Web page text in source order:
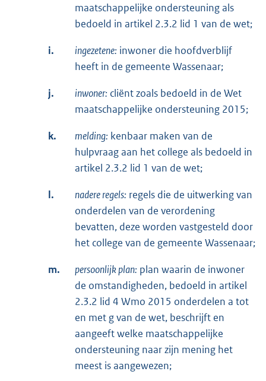
maatschappelijke ondersteuning als
bedoeld in artikel 2.3.2 lid 1 van de wet;
i. ingezetene: inwoner die hoofdverblijf
heeft in de gemeente Wassenaar;
j. inwoner: cliënt zoals bedoeld in de Wet
maatschappelijke ondersteuning 2015;
k. melding: kenbaar maken van de
hulpvraag aan het college als bedoeld in
artikel 2.3.2 lid 1 van de wet;
l. nadere regels: regels die de uitwerking van
onderdelen van de verordening
bevatten, deze worden vastgesteld door
het college van de gemeente Wassenaar;
m. persoonlijk plan: plan waarin de inwoner
de omstandigheden, bedoeld in artikel
2.3.2 lid 4 Wmo 2015 onderdelen a tot
en met g van de wet, beschrijft en
aangeeft welke maatschappelijke
ondersteuning naar zijn mening het
meest is aangewezen;